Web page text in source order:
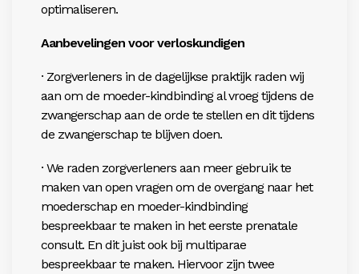
optimaliseren.
Aanbevelingen voor verloskundigen
· Zorgverleners in de dagelijkse praktijk raden wij
aan om de moeder-kindbinding al vroeg tijdens de
zwangerschap aan de orde te stellen en dit tijdens
de zwangerschap te blijven doen.
· We raden zorgverleners aan meer gebruik te
maken van open vragen om de overgang naar het
moederschap en moeder-kindbinding
bespreekbaar te maken in het eerste prenatale
consult. En dit juist ook bij multiparae
bespreekbaar te maken. Hiervoor zijn twee